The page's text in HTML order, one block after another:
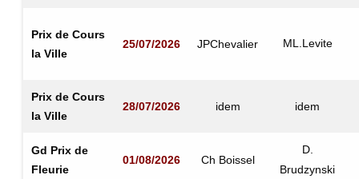
Prix de Cours
la Ville
25/07/2026 JPChevalier ML.Levite
Prix de Cours
la Ville
28/07/2026 idem idem
Gd Prix de
Fleurie
01/08/2026 Ch Boissel
D.
Brudzynski